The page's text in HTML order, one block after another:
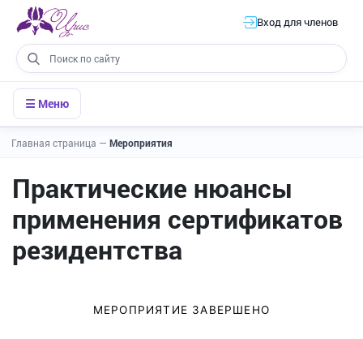
Вход для членов
☰ Меню
Главная страница — Мероприятия
Практические нюансы
применения сертификатов
резидентства
МЕРОПРИЯТИЕ ЗАВЕРШЕНО